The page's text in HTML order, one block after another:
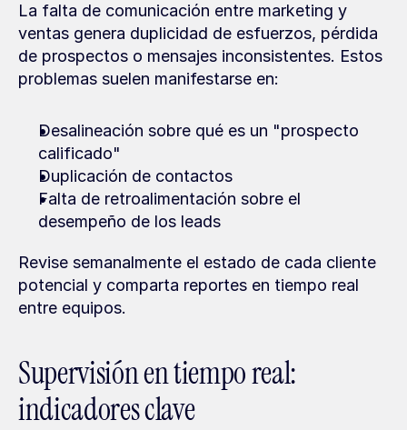
La falta de comunicación entre marketing y
ventas genera duplicidad de esfuerzos, pérdida
de prospectos o mensajes inconsistentes. Estos
problemas suelen manifestarse en:
Desalineación sobre qué es un "prospecto
calificado"
Duplicación de contactos
Falta de retroalimentación sobre el
desempeño de los leads
Revise semanalmente el estado de cada cliente
potencial y comparta reportes en tiempo real
entre equipos.
Supervisión en tiempo real:
indicadores clave